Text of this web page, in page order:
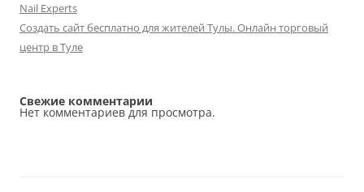
Nail Experts
Создать сайт бесплатно для жителей Тулы. Онлайн торговый
центр в Туле
Свежие комментарии
Нет комментариев для просмотра.